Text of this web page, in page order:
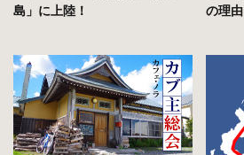
島」に上陸！
の理由